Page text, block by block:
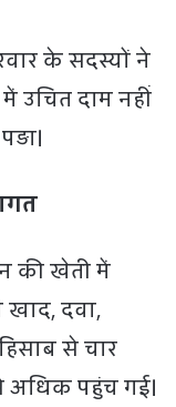
के सदस्यों ने
उचित दाम नहीं
की खेती में
खाद, दवा,
से चार
अधिक पहुंच गई।